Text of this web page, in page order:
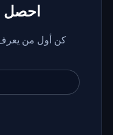
احصل
كن أول من يعرف